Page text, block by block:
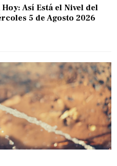
Así Está el Nivel del
5 de Agosto 2026